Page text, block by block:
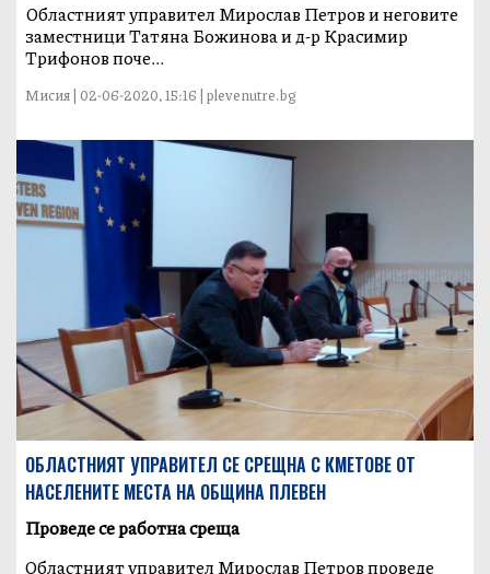
Областният управител Мирослав Петров и неговите
заместници Татяна Божинова и д-р Красимир
Трифонов поче...
Мисия | 02-06-2020, 15:16 | plevenutre.bg
ОБЛАСТНИЯТ УПРАВИТЕЛ СЕ СРЕЩНА С КМЕТОВЕ ОТ
НАСЕЛЕНИТЕ МЕСТА НА ОБЩИНА ПЛЕВЕН
Проведе се работна среща
Oбластният управител Мирослав Петров проведе